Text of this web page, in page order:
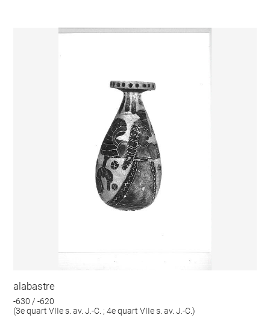
alabastre
-630 / -620
(3e quart VIIe s. av. J.-C. ; 4e quart VIIe s. av. J.-C.)